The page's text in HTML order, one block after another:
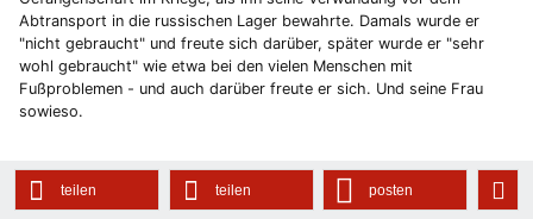
Abtransport in die russischen Lager bewahrte. Damals wurde er
"nicht gebraucht" und freute sich darüber, später wurde er "sehr
wohl gebraucht" wie etwa bei den vielen Menschen mit
Fußproblemen - und auch darüber freute er sich. Und seine Frau
sowieso.
teilen teilen posten